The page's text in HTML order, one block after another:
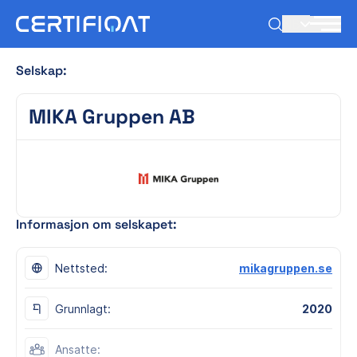
Selskap:
MIKA Gruppen AB
Informasjon om selskapet:
Nettsted: mikagruppen.se
Grunnlagt: 2020
Ansatte: